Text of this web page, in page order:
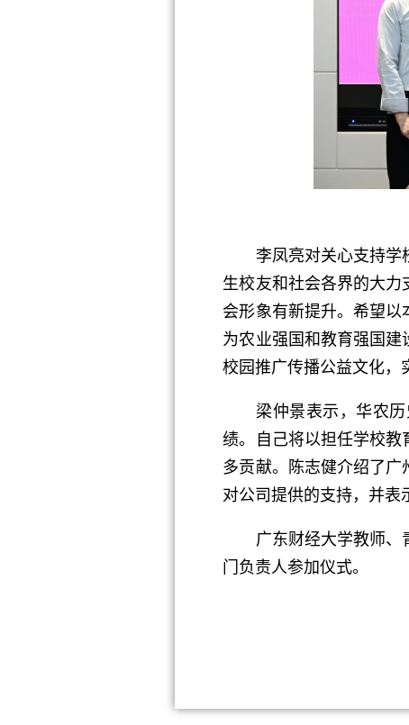
李凤亮对关心支持学校
生校友和社会各界的大
会形象有新提升。希望以
为农业强国和教育强国
校园推广传播公益文化，
梁仲景表示，华农历
绩。自己将以担任学校教
多贡献。陈志健介绍了
对公司提供的支持，并表
广东财经大学教师、青
门负责人参加仪式。